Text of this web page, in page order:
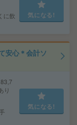
に飲
気になる!
安心＊会計ソ
り
気になる!